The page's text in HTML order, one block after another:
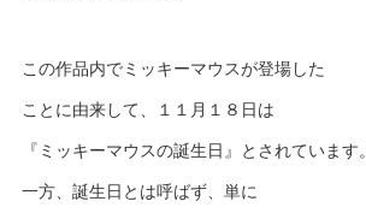
この作品内でミッキーマウスが登場した
ことに由来して、１１月１８日は
『ミッキーマウスの誕生日』とされています。
一方、誕生日とは呼ばず、単に